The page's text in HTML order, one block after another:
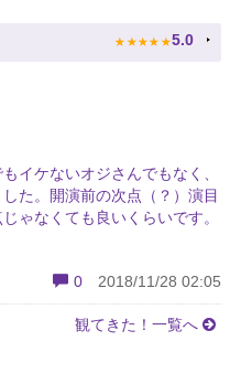
★ ★ ★ ★ ★ 5.0
イケないオジさんでもなく、
た。開演前の次点（？）演目
ゃなくても良いくらいです。
0 2018/11/28 02:05
観てきた！一覧へ